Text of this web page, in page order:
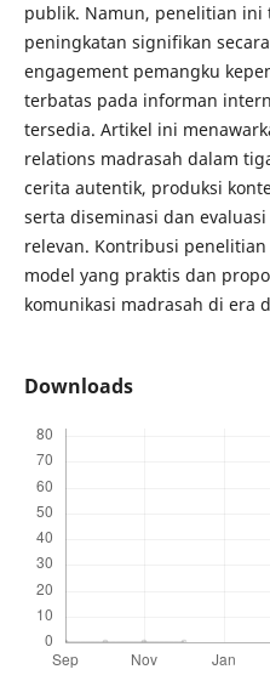
publik. Namun, penelitian ini
peningkatan signifikan
engagement pemangku
terbatas pada informan
tersedia. Artikel ini
relations madrasah dalam
cerita autentik, produksi
serta diseminasi dan
relevan. Kontribusi
model yang praktis dan
komunikasi madrasah di era
Downloads